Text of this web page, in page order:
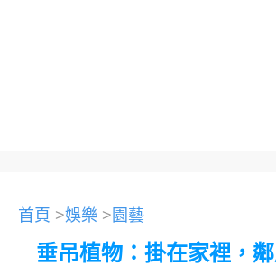
首頁 >娛樂 > 園藝
垂吊植物：掛在家裡，